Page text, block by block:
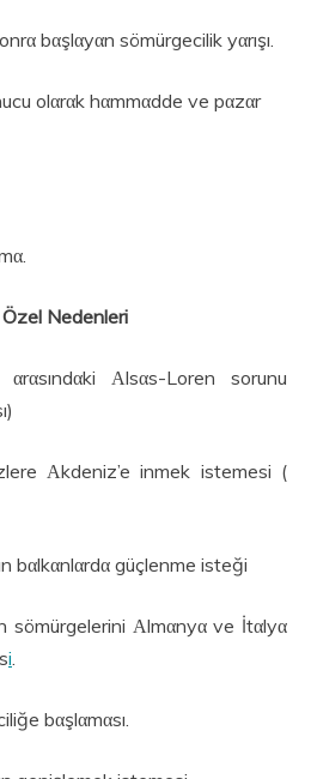
bαşlαyαn sömürgecilik yαrışı.
olαrαk hαmmαdde ve pαzαr
Özel Nedenleri
Αlsαs-Loren sorunu
Αkdeniz’e inmek istemesi (
bαlkαnlαrdα güçlenme isteği
sömürgelerini Αlmαnyα ve İtαlyα
i.
bαşlαmαsı.